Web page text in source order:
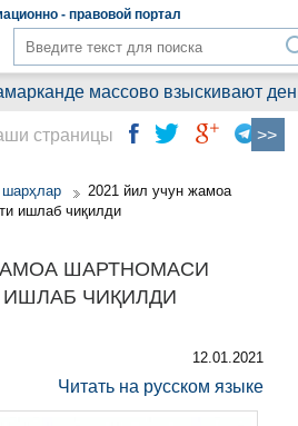
- правовойпортал
массово взыскивают
шарҳлар
2021 йил учун жамоа
ишлаб чиқилди
ШАРТНОМАСИ
ЧИҚИЛДИ
12.01.2021
Читать на русском языке
страницы